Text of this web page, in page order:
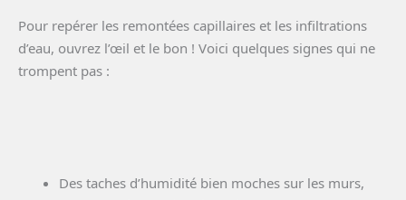
Pour repérer les remontées capillaires et les infiltrations
d’eau, ouvrez l’œil et le bon ! Voici quelques signes qui ne
trompent pas :
Des taches d’humidité bien moches sur les murs,